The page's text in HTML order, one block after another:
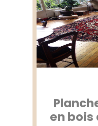
en bois